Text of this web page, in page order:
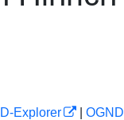
Explorer OGND